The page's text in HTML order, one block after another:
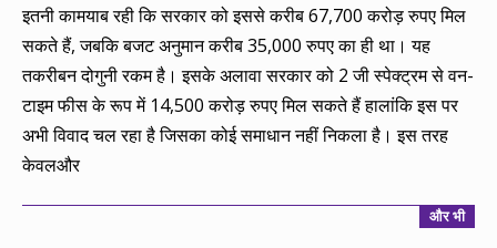
इतनी कामयाब रही कि सरकार को इससे करीब 67,700 करोड़ रुपए मिल
सकते हैं, जबकि बजट अनुमान करीब 35,000 रुपए का ही था। यह
तकरीबन दोगुनी रकम है। इसके अलावा सरकार को 2 जी स्पेक्ट्रम से वन-
टाइम फीस के रूप में 14,500 करोड़ रुपए मिल सकते हैं हालांकि इस पर
अभी विवाद चल रहा है जिसका कोई समाधान नहीं निकला है। इस तरह
केवलऔर
और भी